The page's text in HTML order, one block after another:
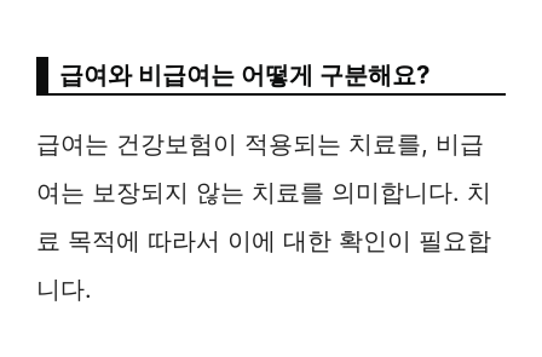
급여와 비급여는 어떻게 구분해요?
급여는 건강보험이 적용되는 치료를, 비급
여는 보장되지 않는 치료를 의미합니다. 치
료 목적에 따라서 이에 대한 확인이 필요합
니다.